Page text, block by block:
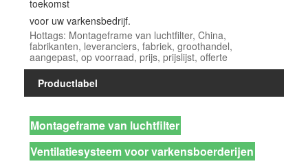
toekomst
voor uw varkensbedrijf.
Hottags: Montageframe van luchtfilter, China,
fabrikanten, leveranciers, fabriek, groothandel,
aangepast, op voorraad, prijs, prijslijst, offerte
Productlabel
Montageframe van luchtfilter
Ventilatiesysteem voor varkensboerderijen